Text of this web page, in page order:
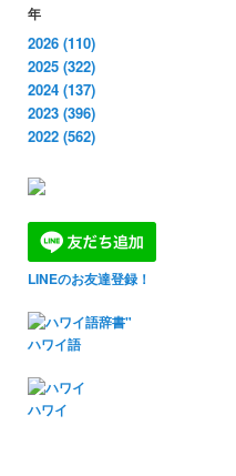
年
2026 (110)
2025 (322)
2024 (137)
2023 (396)
2022 (562)
LINEのお友達登録！
ハワイ語
ハワイ